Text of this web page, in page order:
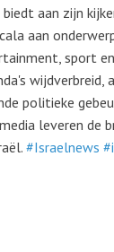
aan zijn
aan
sport
wijdverbreid,
politieke
leveren de
#Israelnews